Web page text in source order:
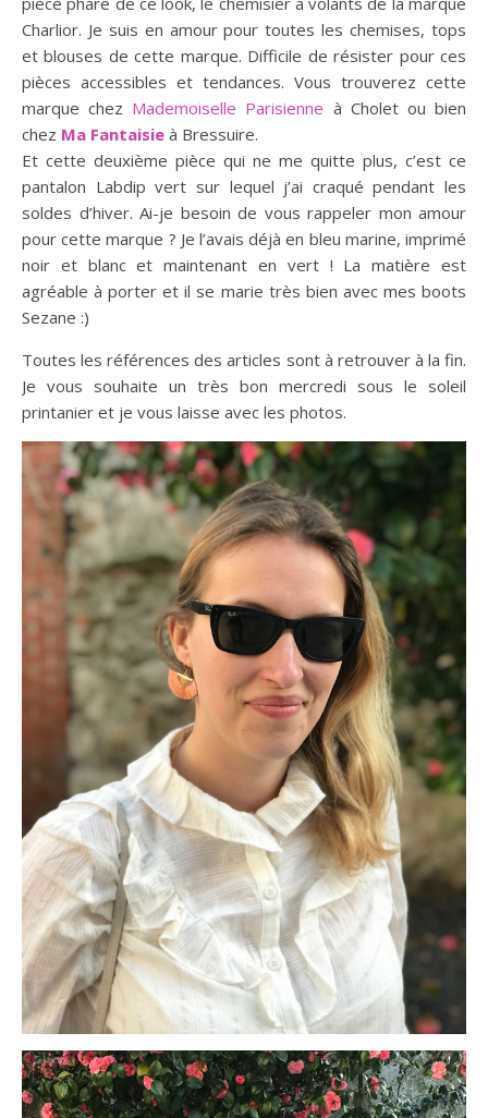
Charlior. Je suis en amour pour toutes les chemises, tops
et blouses de cette marque. Difficile de résister pour ces
pièces accessibles et tendances. Vous trouverez cette
marque chez Mademoiselle Parisienne à Cholet ou bien
chez Ma Fantaisie à Bressuire.
Et cette deuxième pièce qui ne me quitte plus, c’est ce
pantalon Labdip vert sur lequel j’ai craqué pendant les
soldes d’hiver. Ai-je besoin de vous rappeler mon amour
pour cette marque ? Je l’avais déjà en bleu marine, imprimé
noir et blanc et maintenant en vert ! La matière est
agréable à porter et il se marie très bien avec mes boots
Sezane :)
Toutes les références des articles sont à retrouver à la fin.
Je vous souhaite un très bon mercredi sous le soleil
printanier et je vous laisse avec les photos.